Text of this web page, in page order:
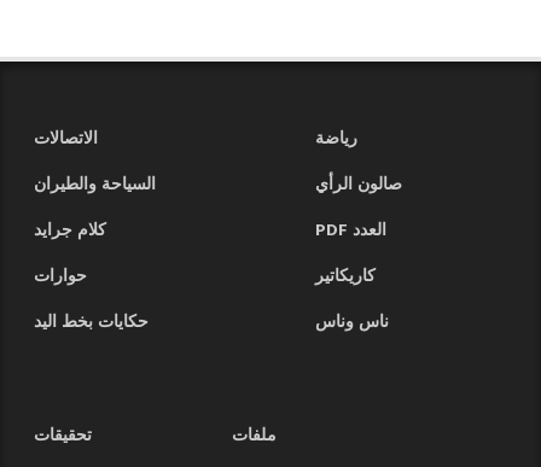
رياضة
الاتصالات
صالون الرأي
السياحة والطيران
العدد PDF
كلام جرايد
كاريكاتير
حوارات
ناس وناس
حكايات بخط اليد
ملفات
تحقيقات